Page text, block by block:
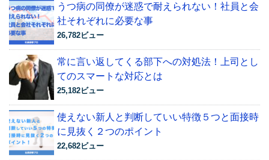
うつ病の同僚が迷惑で耐えられない！社員と会
社それぞれに必要な事
26,782ビュー
常に言い返してくる部下への対処法！上司とし
てのスマートな対応とは
25,182ビュー
使えない新人と判断していい特徴５つと面接時
に見抜く２つのポイント
22,682ビュー